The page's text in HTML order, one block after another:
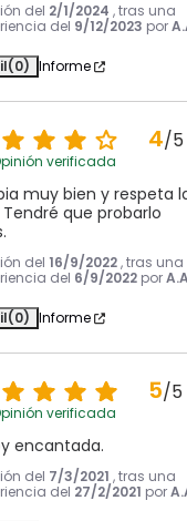
del 2/1/2024 , tras una
del 9/12/2023 por
(0) Informe
4/5
verificada
muy bien y respeta
Tendré que probarlo
del 16/9/2022 , tras una
del 6/9/2022 por
(0) Informe
5/5
verificada
encantada.
del 7/3/2021 , tras una
del 27/2/2021 por